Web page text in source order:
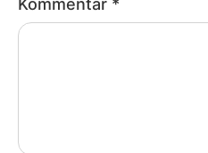
Kommentar *